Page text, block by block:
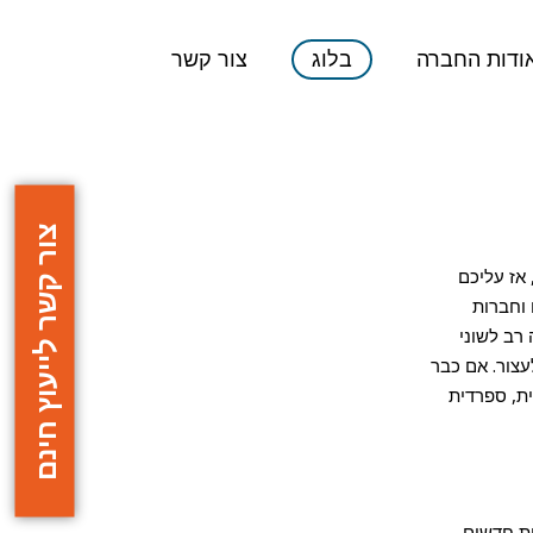
החברה בלוג צור קשר
עליכם
לשוני
אם כבר
ספרדית
צור קשר לייעוץ חינם